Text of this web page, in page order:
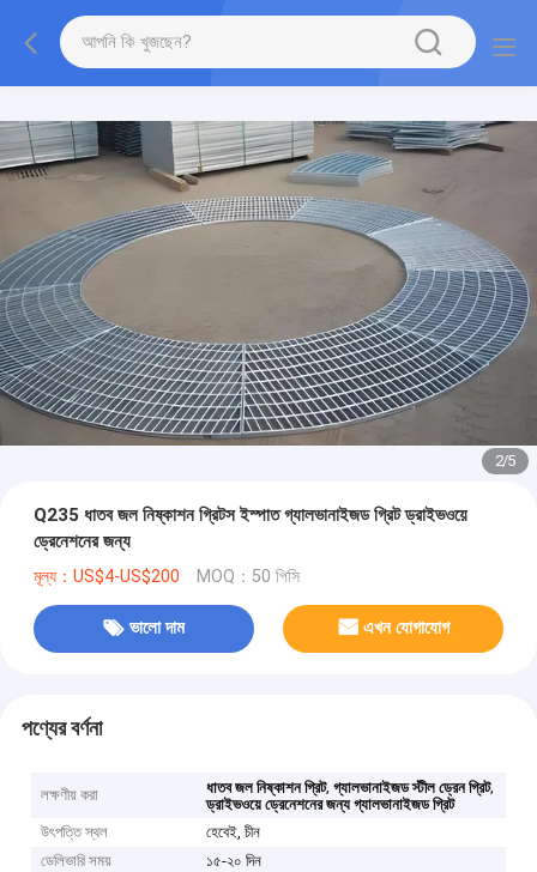
2/5
Q235 ধাতব জল নিষ্কাশন গ্রিটস ইস্পাত গ্যালভানাইজড গ্রিট ড্রাইভওয়ে
ড্রেনেশনের জন্য
মূল্য：US$4-US$200 MOQ：50 পিসি
ভালো দাম এখন যোগাযোগ
পণ্যের বর্ণনা
লক্ষণীয় করা ধাতব জল নিষ্কাশন গ্রিট,গ্যালভানাইজড স্টীল ড্রেন গ্রিট,
ড্রাইভওয়ে ড্রেনেশনের জন্য গ্যালভানাইজড গ্রিট
উৎপত্তি স্থল
হেবেই, চীন
ডেলিভারি সময়
১৫-২০ দিন